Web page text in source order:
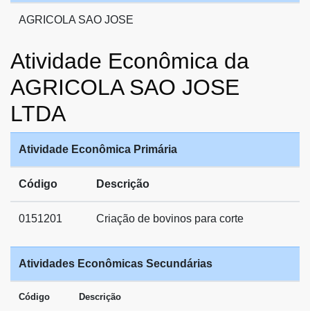
AGRICOLA SAO JOSE
Atividade Econômica da
AGRICOLA SAO JOSE
LTDA
Atividade Econômica Primária
Código Descrição
0151201 Criação de bovinos para corte
Atividades Econômicas Secundárias
Código Descrição